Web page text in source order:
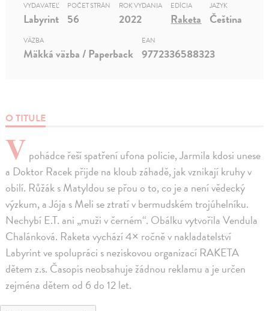
O TITULE
V pohádce řeší spatření ufona policie, Jarmila kdosi unese
a Doktor Racek přijde na kloub záhadě, jak vznikají kruhy v
obilí. Růžák s Matyldou se přou o to, co je a není vědecký
výzkum, a Jója s Meli se ztratí v bermudském trojúhelníku.
Nechybí E.T. ani „muži v černém“. Obálku vytvořila Vendula
Chalánková. Raketa vychází 4× ročně v nakladatelství
Labyrint ve spolupráci s neziskovou organizací RAKETA
dětem z.s. Časopis neobsahuje žádnou reklamu a je určen
zejména dětem od 6 do 12 let.
VYDAVATEĽ
Labyrint
POČET STRÁN
56
ROK VYDANIA
2022
EDÍCIA
Raketa
JAZYK
Čeština
VÄZBA
Mäkká väzba / Paperback
EAN
9772336588323